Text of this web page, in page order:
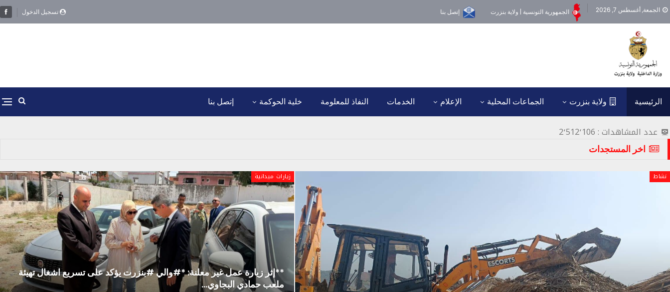
تسجيل الدخول الجمعة, أغسطس 7, 2026 الجمهورية التونسية | ولاية بنزرت إتصل بنا
الرئيسية ولاية بنزرت الجماعات المحلية الإعلام الخدمات النفاذ للمعلومة خلية الحوكمة إتصل بنا
عدد المشاهدات :2٬512٬106
اخر المستجدات
نشاط زيارات ميدانية
**إثر زيارة عمل غير معلنة: *#والي #بنزرت يؤكد على تسريع اشغال تهيئة
ملعب حمادي البجاوي…